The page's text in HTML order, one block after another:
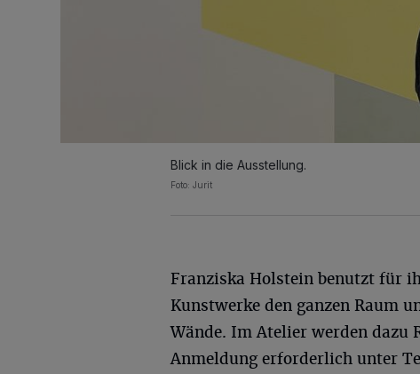
Blick in die Ausstellung.
Foto: Jurit
Franziska Holstein benutzt für
Kunstwerke den ganzen Raum
Wände. Im Atelier werden dazu
Anmeldung erforderlich unter